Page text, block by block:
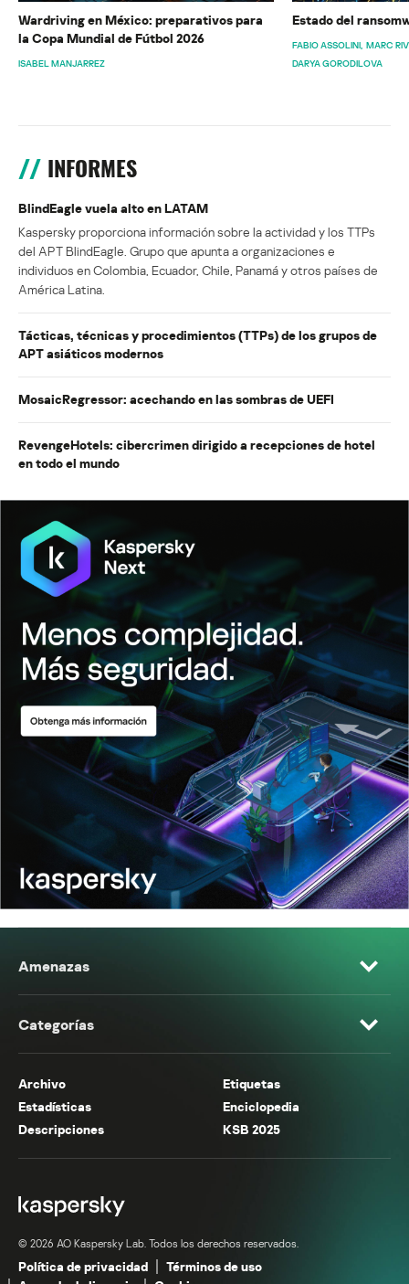
Wardriving en México: preparativos para
la Copa Mundial de Fútbol 2026
ISABEL MANJARREZ
Estado del
FABIO ASSOLINI MARC
DARYA GORODILOVA
INFORMES
BlindEagle vuela alto en LATAM
Kaspersky proporciona información sobre la actividad y los TTPs
del APT BlindEagle. Grupo que apunta a organizaciones e
individuos en Colombia, Ecuador, Chile, Panamá y otros países de
América Latina.
Tácticas, técnicas y procedimientos (TTPs) de los grupos de
APT asiáticos modernos
MosaicRegressor: acechando en las sombras de UEFI
RevengeHotels: cibercrimen dirigido a recepciones de hotel
en todo el mundo
Amenazas
Categorías
Archivo
Etiquetas
Estadísticas
Enciclopedia
Descripciones
KSB 2025
© 2026 AO Kaspersky Lab. Todos los derechos reservados.
Política de privacidad
Términos de uso